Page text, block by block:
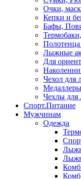
Очки,
Кепки и
Бафы,
Лыжные
Для
Чехол для
Медаллеры
Чехлы для
Спорт.Питание
Мужчинам
Одежда